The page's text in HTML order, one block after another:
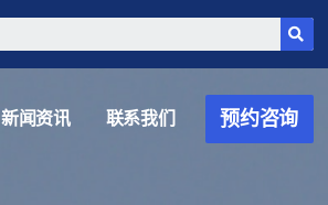
新闻资讯 联系我们 预约咨询